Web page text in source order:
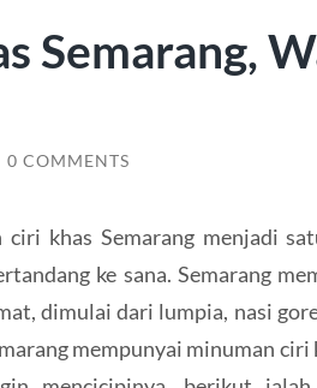
Semarang,
0 COMMENTS
ciri khas Semarang menjadi
ke sana. Semarang
dimulai dari lumpia, nasi
mempunyai minuman ciri